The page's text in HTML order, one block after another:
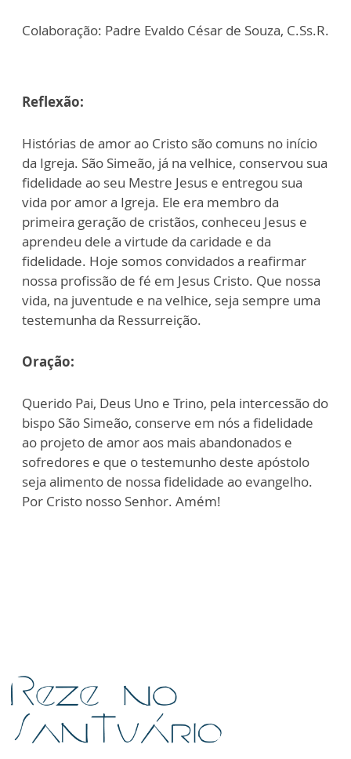
Colaboração: Padre Evaldo César de Souza, C.Ss.R.
Reflexão:
Histórias de amor ao Cristo são comuns no início
da Igreja. São Simeão, já na velhice, conservou sua
fidelidade ao seu Mestre Jesus e entregou sua
vida por amor a Igreja. Ele era membro da
primeira geração de cristãos, conheceu Jesus e
aprendeu dele a virtude da caridade e da
fidelidade. Hoje somos convidados a reafirmar
nossa profissão de fé em Jesus Cristo. Que nossa
vida, na juventude e na velhice, seja sempre uma
testemunha da Ressurreição.
Oração:
Querido Pai, Deus Uno e Trino, pela intercessão do
bispo São Simeão, conserve em nós a fidelidade
ao projeto de amor aos mais abandonados e
sofredores e que o testemunho deste apóstolo
seja alimento de nossa fidelidade ao evangelho.
Por Cristo nosso Senhor. Amém!